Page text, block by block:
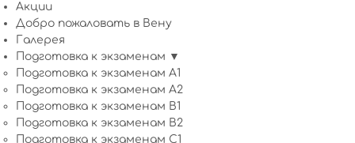
Акции
Добро пожаловать в Вену
Галерея
Подготовка к экзаменам ▼
Подготовка к экзаменам A1
Подготовка к экзаменам A2
Подготовка к экзаменам B1
Подготовка к экзаменам B2
Подготовка к экзаменам C1